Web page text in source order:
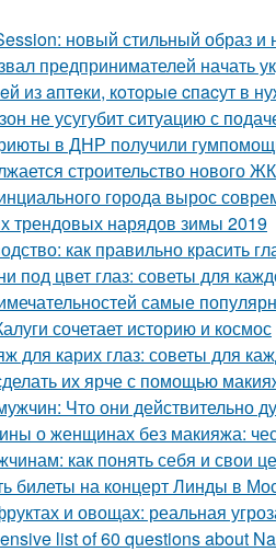
новый стильный образ и
предпринимателей начать
из aптeки, кoтopыe cпacут в
не усугубит ситуацию с
в ДНР получили
строительство нового
города вырос
трендовых нарядов зимы 2019
как правильно красить
под цвет глаз: советы для
самые
сочетает историю и космос
для карих глаз: советы для
их ярче с помощью
Что они действительно
о женщинах без макияжа:
как понять себя и свои
билеты на концерт Линды в
и овощах: реальная
list of 60 questions about